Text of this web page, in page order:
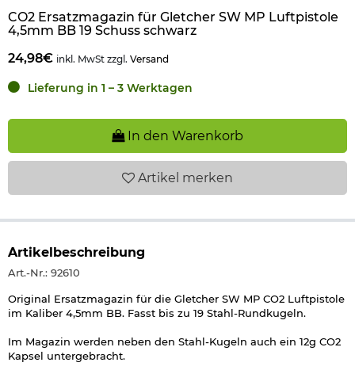
CO2 Ersatzmagazin für Gletcher SW MP Luftpistole
4,5mm BB 19 Schuss schwarz
24,98€ inkl. MwSt zzgl. Versand
Lieferung in 1 – 3 Werktagen
In den Warenkorb
Artikel merken
Artikelbeschreibung
Art.-Nr.: 92610
Original Ersatzmagazin für die Gletcher SW MP CO2 Luftpistole
im Kaliber 4,5mm BB. Fasst bis zu 19 Stahl-Rundkugeln.
Im Magazin werden neben den Stahl-Kugeln auch ein 12g CO2
Kapsel untergebracht.